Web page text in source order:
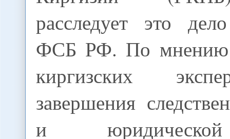
расследует это
ФСБ РФ. По мнению
киргизских
завершения
и